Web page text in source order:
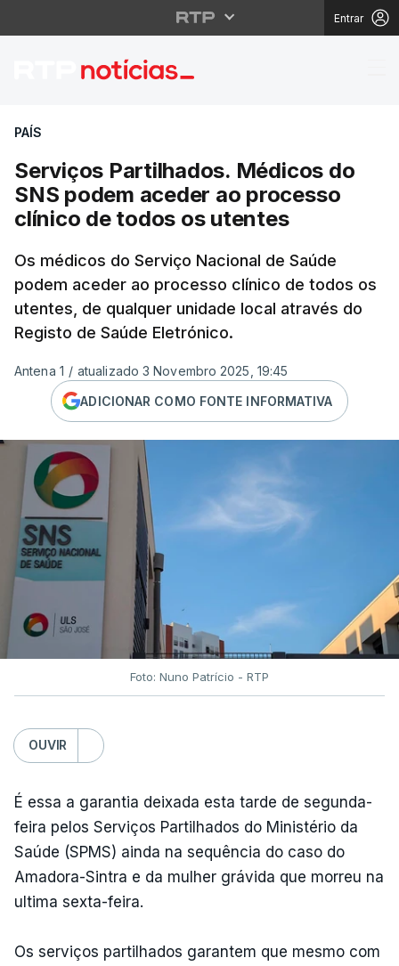
Entrar
Serviços Partilhados.
PAÍS
Serviços Partilhados. Médicos do
SNS podem aceder ao processo
clínico de todos os utentes
Os médicos do Serviço Nacional de Saúde
podem aceder ao processo clínico de todos os
utentes, de qualquer unidade local através do
Registo de Saúde Eletrónico.
Antena 1 / atualizado 3 Novembro 2025, 19:45
ADICIONAR COMO FONTE INFORMATIVA
Foto: Nuno Patrício - RTP
OUVIR
É essa a garantia deixada esta tarde de segunda-
feira pelos Serviços Partilhados do Ministério da
Saúde (SPMS) ainda na sequência do caso do
Amadora-Sintra e da mulher grávida que morreu na
ultima sexta-feira.
Os serviços partilhados garantem que mesmo com